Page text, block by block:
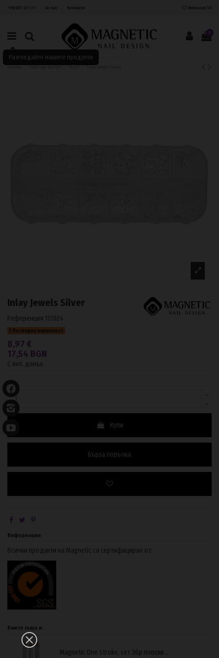
+359 897 321 111 За нас Контакти Желания (0)
Разгледайте нашите продукти
0
Начало Нейл арт-NailArt INLAY Inlay Jewels Silver
Inlay Jewels Silver
Референция 117024
Последна наличност
8,97 €
17,54 BGN
С вкл. данък
Купи
Бърза поръчка
Информация
Всички продукти на Magnetic са сертифициран от:
Вижте също и:
Magnetic One Stroke, сет 3бр плоски...